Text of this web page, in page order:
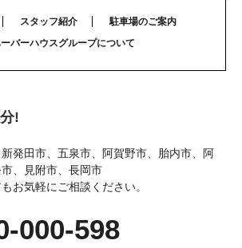
スタッフ紹介
駐車場のご案内
バーハウスグループについて
!
発田市、五泉市、阿賀野市、胎内市、阿
、見附市、長岡市
お気軽にご相談ください。
000-598